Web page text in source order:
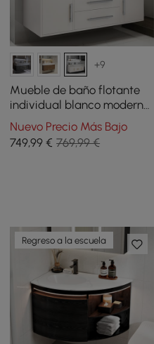
+9
Mueble de baño flotante
individual blanco moderno
de 99 cm con encimera de
piedra sinterizada y lavabo
Nuevo Precio Más Bajo
749,99 € 769,99 €
Regreso a la escuela